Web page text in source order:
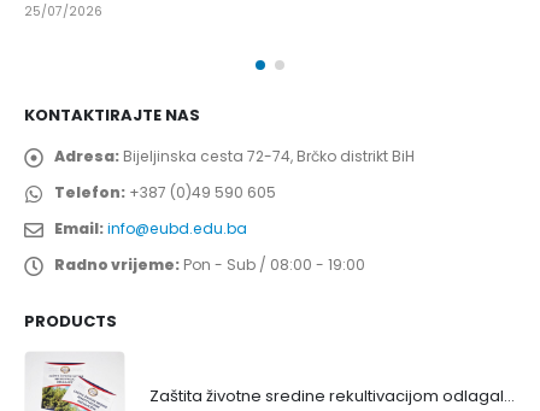
25/07/2026
KONTAKTIRAJTE NAS
Adresa: Bijeljinska cesta 72-74, Brčko distrikt BiH
Telefon: +387 (0)49 590 605
Email:info@eubd.edu.ba
Radno vrijeme: Pon - Sub / 08:00 - 19:00
PRODUCTS
Zaštita životne sredine rekultivacijom odlagališta